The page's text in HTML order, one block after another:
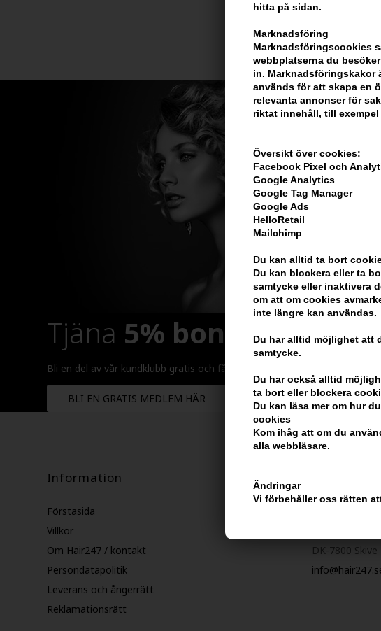
hitta på sidan.
Marknadsföring
Marknadsföringscookies
webbplatserna du
in. Marknadsföringskakor
används för att skapa en
relevanta annonser för
riktat innehåll, till
Översikt över cookies:
Facebook Pixel och
Google Analytics
Google Tag Manager
Google Ads
HelloRetail
Mailchimp
Du kan alltid ta bort
Du kan blockera eller ta
samtycke eller inaktivera
om att om cookies
inte längre kan användas.
Du har alltid möjlighet att
samtycke.
Du har också alltid
ta bort eller blockera
Du kan läsa mer om hur
cookies
Kom ihåg att om du
alla webbläsare.
Ändringar
Vi förbehåller oss rätten
Tjäna 5% bonuspå hela
Bli en del av vår kundklubb gratis och få rabatter när du handlar
BLI EN GRATIS MEDLEM HÄR
Information
Förstasida
Villkor
Om Hair247 / kontakt
Persondatapolitik
Leverans och ångerrätt
Reklamationsrätt
DK-7800 Skive